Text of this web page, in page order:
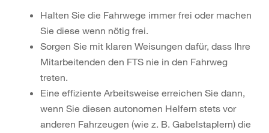
Halten Sie die Fahrwege immer frei oder machen
Sie diese wenn nötig frei.
Sorgen Sie mit klaren Weisungen dafür, dass Ihre
Mitarbeitenden den FTS nie in den Fahrweg
treten.
Eine effiziente Arbeitsweise erreichen Sie dann,
wenn Sie diesen autonomen Helfern stets vor
anderen Fahrzeugen (wie z. B. Gabelstaplern) die